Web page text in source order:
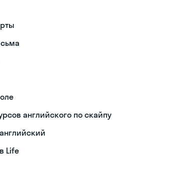
английского по скайпу
Life